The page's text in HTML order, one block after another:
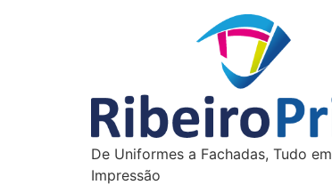
De Uniformes a Fachadas, Tudo em
Impressão